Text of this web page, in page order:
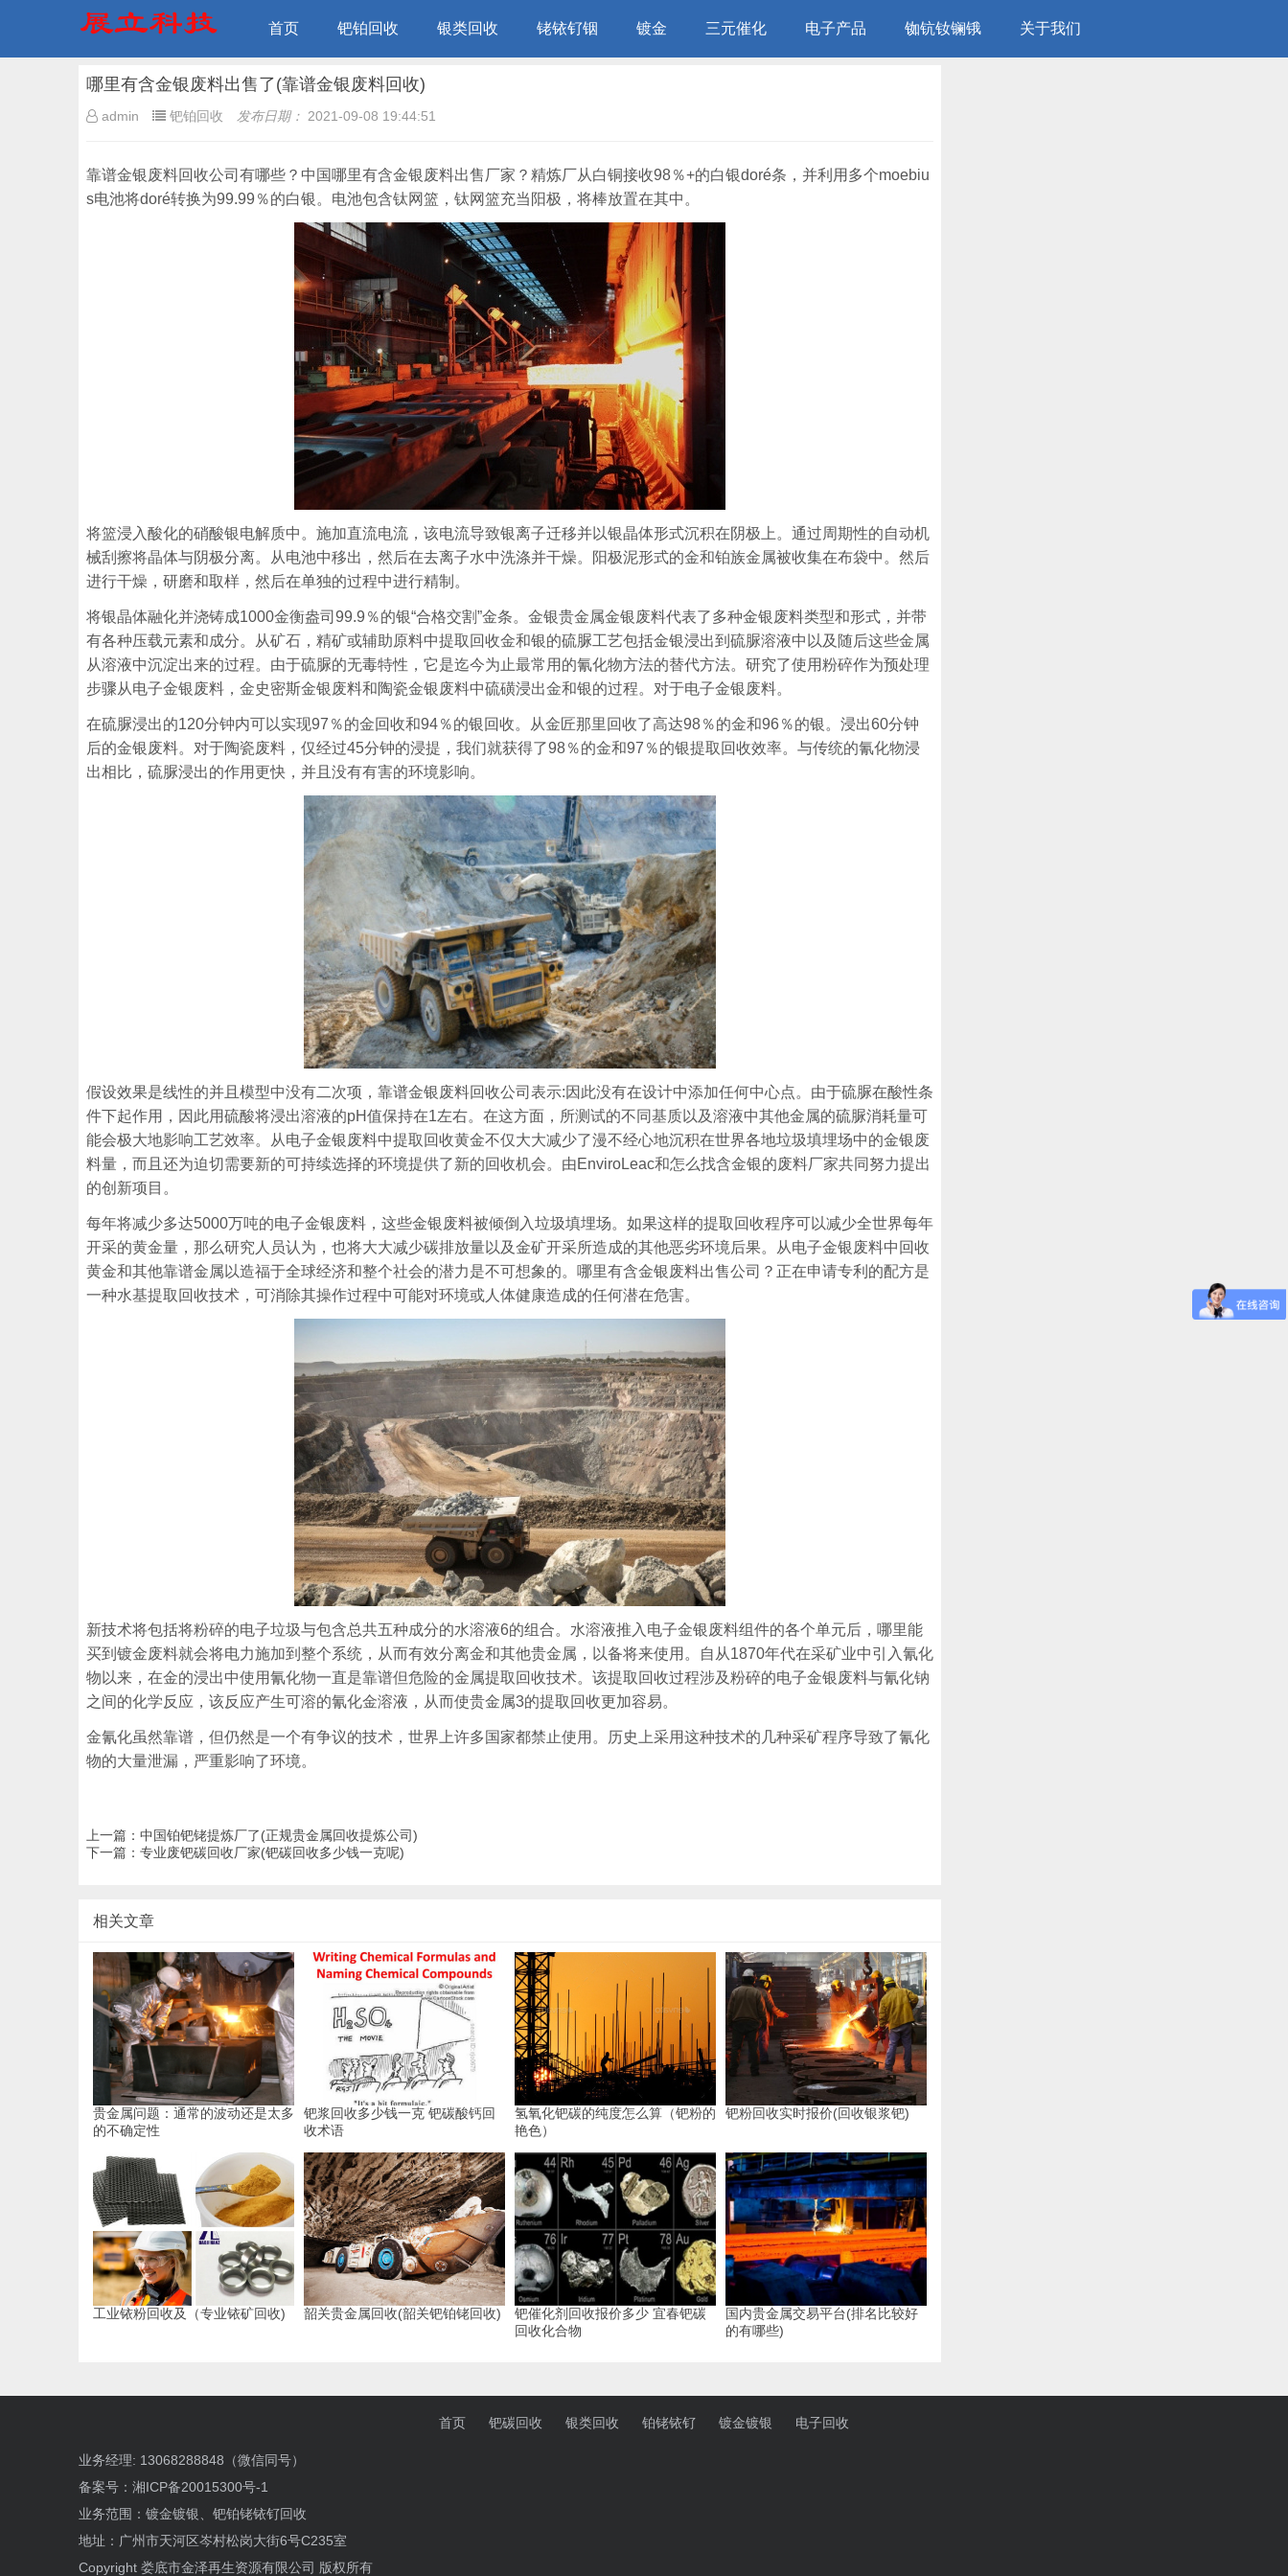
首页 钯铂回收 银类回收 铑铱钌铟 镀金 三元催化 电子产品 铷钪钕镧锇 关于我们
哪里有含金银废料出售了(靠谱金银废料回收)
admin 钯铂回收 发布日期： 2021-09-08 19:44:51
靠谱金银废料回收公司有哪些？中国哪里有含金银废料出售厂家？精炼厂从白铜接收98％+的白银doré条，并利用多个moebiu
s电池将doré转换为99.99％的白银。电池包含钛网篮，钛网篮充当阳极，将棒放置在其中。
将篮浸入酸化的硝酸银电解质中。施加直流电流，该电流导致银离子迁移并以银晶体形式沉积在阴极上。通过周期性的自动机
械刮擦将晶体与阴极分离。从电池中移出，然后在去离子水中洗涤并干燥。阳极泥形式的金和铂族金属被收集在布袋中。然后
进行干燥，研磨和取样，然后在单独的过程中进行精制。
将银晶体融化并浇铸成1000金衡盎司99.9％的银“合格交割”金条。金银贵金属金银废料代表了多种金银废料类型和形式，并带
有各种压载元素和成分。从矿石，精矿或辅助原料中提取回收金和银的硫脲工艺包括金银浸出到硫脲溶液中以及随后这些金属
从溶液中沉淀出来的过程。由于硫脲的无毒特性，它是迄今为止最常用的氰化物方法的替代方法。研究了使用粉碎作为预处理
步骤从电子金银废料，金史密斯金银废料和陶瓷金银废料中硫磺浸出金和银的过程。对于电子金银废料。
在硫脲浸出的120分钟内可以实现97％的金回收和94％的银回收。从金匠那里回收了高达98％的金和96％的银。浸出60分钟
后的金银废料。对于陶瓷废料，仅经过45分钟的浸提，我们就获得了98％的金和97％的银提取回收效率。与传统的氰化物浸
出相比，硫脲浸出的作用更快，并且没有有害的环境影响。
假设效果是线性的并且模型中没有二次项，靠谱金银废料回收公司表示:因此没有在设计中添加任何中心点。由于硫脲在酸性条
件下起作用，因此用硫酸将浸出溶液的pH值保持在1左右。在这方面，所测试的不同基质以及溶液中其他金属的硫脲消耗量可
能会极大地影响工艺效率。从电子金银废料中提取回收黄金不仅大大减少了漫不经心地沉积在世界各地垃圾填埋场中的金银废
料量，而且还为迫切需要新的可持续选择的环境提供了新的回收机会。由EnviroLeac和怎么找含金银的废料厂家共同努力提出
的创新项目。
每年将减少多达5000万吨的电子金银废料，这些金银废料被倾倒入垃圾填埋场。如果这样的提取回收程序可以减少全世界每年
开采的黄金量，那么研究人员认为，也将大大减少碳排放量以及金矿开采所造成的其他恶劣环境后果。从电子金银废料中回收
黄金和其他靠谱金属以造福于全球经济和整个社会的潜力是不可想象的。哪里有含金银废料出售公司？正在申请专利的配方是
一种水基提取回收技术，可消除其操作过程中可能对环境或人体健康造成的任何潜在危害。
新技术将包括将粉碎的电子垃圾与包含总共五种成分的水溶液6的组合。水溶液推入电子金银废料组件的各个单元后，哪里能
买到镀金废料就会将电力施加到整个系统，从而有效分离金和其他贵金属，以备将来使用。自从1870年代在采矿业中引入氰化
物以来，在金的浸出中使用氰化物一直是靠谱但危险的金属提取回收技术。该提取回收过程涉及粉碎的电子金银废料与氰化钠
之间的化学反应，该反应产生可溶的氰化金溶液，从而使贵金属3的提取回收更加容易。
金氰化虽然靠谱，但仍然是一个有争议的技术，世界上许多国家都禁止使用。历史上采用这种技术的几种采矿程序导致了氰化
物的大量泄漏，严重影响了环境。
上一篇： 中国铂钯铑提炼厂了(正规贵金属回收提炼公司)
下一篇： 专业废钯碳回收厂家(钯碳回收多少钱一克呢)
相关文章
贵金属问题：通常的波动还是太多
的不确定性
钯浆回收多少钱一克 钯碳酸钙回
收术语
氢氧化钯碳的纯度怎么算（钯粉的
艳色）
钯粉回收实时报价(回收银浆钯)
工业铱粉回收及（专业铱矿回收) 韶关贵金属回收(韶关钯铂铑回收)
钯催化剂回收报价多少 宜春钯碳
回收化合物
国内贵金属交易平台(排名比较好
的有哪些)
首页 钯碳回收 银类回收 铂铑铱钌 镀金镀银 电子回收
业务经理: 13068288848（微信同号）
备案号： 湘ICP备20015300号-1
业务范围：镀金镀银、钯铂铑铱钌回收
地址：广州市天河区岑村松岗大街6号C235室
Copyright 娄底市金泽再生资源有限公司 版权所有